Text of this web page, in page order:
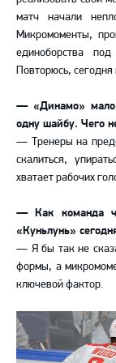
матч начали
Микромоменты,
единоборства
Повторюсь,
— «Динамо» мало
одну шайбу. Чего
— Тренеры на
скалиться,
хватает рабочих
— Как команда
«Куньлунь»
— Я бы так не
формы, а
ключевой фактор.